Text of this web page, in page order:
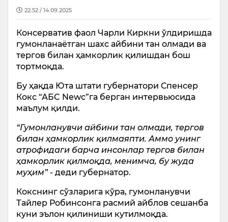
22:52 / 14.09.2025
Консерватив фаол Чарли Киркни ўлдиришда
гумонланаётган шахс айбини тан олмади ва
тергов билан ҳамкорлик қилишдан бош
тортмоқда.
Бу ҳақда Юта штати губернатори Спенсер
Кокс “АБC Nеwс”га берган интервьюсида
маълум қилди.
“Гумонланувчи айбини тан олмади, тергов
билан ҳамкорлик қилмаяпти. Аммо унинг
атрофидаги барча инсонлар тергов билан
ҳамкорлик қилмоқда, менимча, бу жуда
муҳим”- деди губернатор.
Кокснинг сўзларига кўра, гумонланувчи
Тайлер Робинсонга расмий айблов сешанба
куни эълон қилиниши кутилмоқда.